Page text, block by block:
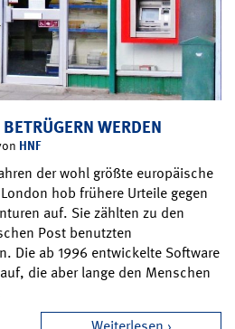
WERDEN
HNF
der wohl größte europäische
hob frühere Urteile gegen
auf. Sie zählten zu den
Post benutzten
Die ab 1996 entwickelte Software
die aber lange den Menschen